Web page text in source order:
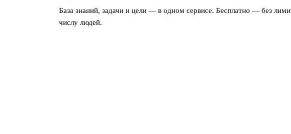
База знаний, задачи и цели — в одном сервисе. Бесплатно — без
числу людей.